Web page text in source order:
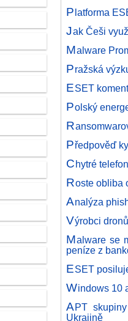
Platforma
Jak Češi
Malware
Pražská
ESET
Polský
R
Předpověď
Chytré
Roste obliba
Analýza
Výrobci
Malware se
peníze z
ESET
Windows 10
APT
Ukrajině